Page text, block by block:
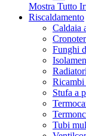
Mostra Tutto
Riscaldamento
Caldaia
Funghi
Ricambi
Stufa a
Tubi